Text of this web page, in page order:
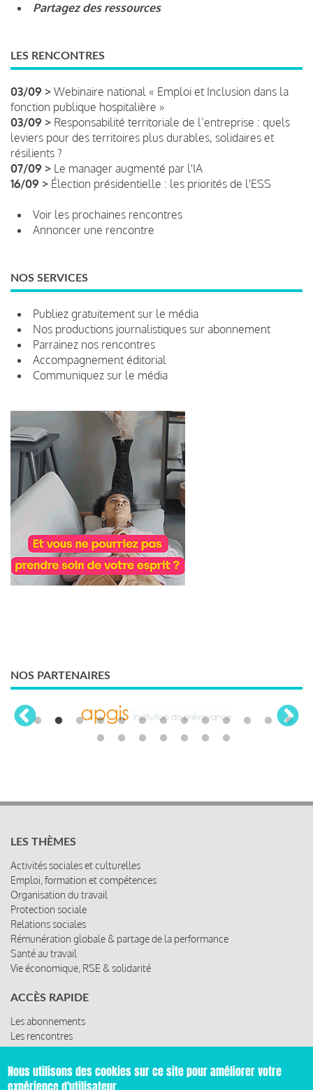
Partagez des ressources
LES RENCONTRES
03/09 > Webinaire national « Emploi et Inclusion dans la
fonction publique hospitalière »
03/09 > Responsabilité territoriale de l’entreprise : quels
leviers pour des territoires plus durables, solidaires et
résilients ?
07/09 > Le manager augmenté par l'IA
16/09 > Élection présidentielle : les priorités de l'ESS
Voir les prochaines rencontres
Annoncer une rencontre
NOS SERVICES
Publiez gratuitement sur le média
Nos productions journalistiques sur abonnement
Parrainez nos rencontres
Accompagnement éditorial
Communiquez sur le média
NOS PARTENAIRES
LES THÈMES
Activités sociales et culturelles
Emploi, formation et compétences
Organisation du travail
Protection sociale
Relations sociales
Rémunération globale & partage de la performance
Santé au travail
Vie économique, RSE & solidarité
ACCÈS RAPIDE
Les abonnements
Les rencontres
Les ressources
Nous utilisons des cookies sur ce site pour améliorer votre